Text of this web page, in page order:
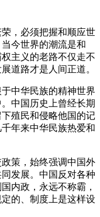
，必须把握和顺应世
今世界的潮流是和
主义的老路不仅走不
道路才是人间正道。
中华民族的精神世界
中国历史上曾经长期
殖民和侵略他国的记
年来中华民族热爱和
策，始终强调中国外
发展。中国反对各种
内政，永远不称霸，
的、制度上是这样设